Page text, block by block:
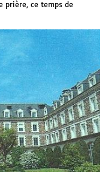
prière, ce temps de